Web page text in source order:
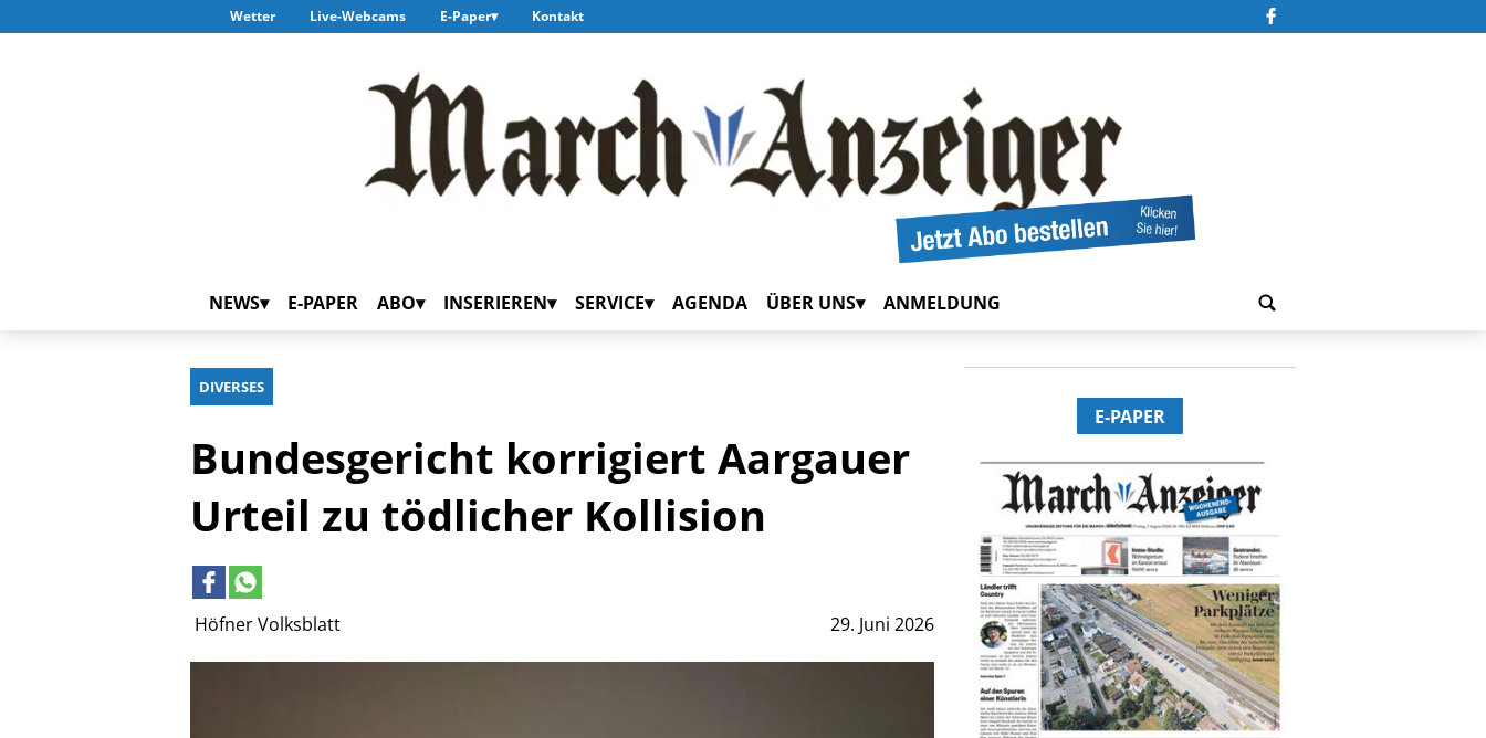
Wetter Live-Webcams E-Paper Kontakt
NEWS E-PAPER ABO INSERIEREN SERVICE AGENDA ÜBER UNS ANMELDUNG
DIVERSES
Höfner Volksblatt 29. Juni 2026
Bundesgericht korrigiert Aargauer
Urteil zu tödlicher Kollision
E-PAPER